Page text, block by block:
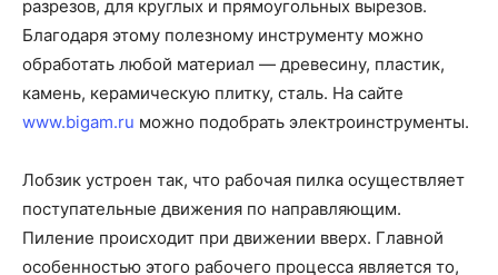
разрезов, для круглых и прямоугольных вырезов.
Благодаря этому полезному инструменту можно
обработать любой материал — древесину, пластик,
камень, керамическую плитку, сталь. На сайте
www.bigam.ru можно подобрать электроинструменты.
Лобзик устроен так, что рабочая пилка осуществляет
поступательные движения по направляющим.
Пиление происходит при движении вверх. Главной
особенностью этого рабочего процесса является то,